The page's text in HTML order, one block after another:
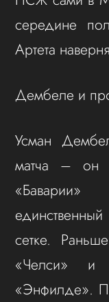
середине
Артета
Дембеле и
Усман
матча – он
сетке.
«Челси» и
«Энфилде».